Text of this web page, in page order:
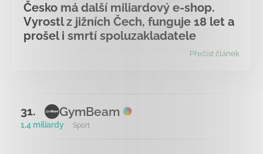
Česko má další miliardový e-shop.
Vyrostl z jižních Čech, funguje 18 let a
prošel i smrtí spoluzakladatele
Přečíst článek
31. GymBeam
1,4 miliardy Sport